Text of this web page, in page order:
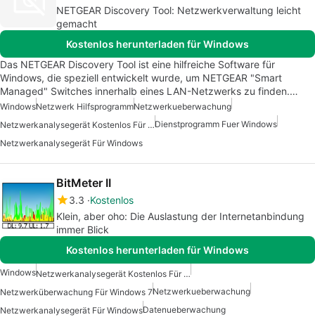
NETGEAR Discovery Tool: Netzwerkverwaltung leicht
gemacht
Kostenlos herunterladen für Windows
Das NETGEAR Discovery Tool ist eine hilfreiche Software für
Windows, die speziell entwickelt wurde, um NETGEAR "Smart
Managed" Switches innerhalb eines LAN-Netzwerks zu finden.…
WindowsNetzwerk HilfsprogrammNetzwerkueberwachung
Netzwerkanalysegerät Kostenlos Für WindowsDienstprogramm Fuer Windows
Netzwerkanalysegerät Für Windows
BitMeter II
3.3 Kostenlos
Klein, aber oho: Die Auslastung der Internetanbindung
immer Blick
Kostenlos herunterladen für Windows
Windows
Netzwerkanalysegerät Kostenlos Für Windows
Netzwerküberwachung Für Windows 7Netzwerkueberwachung
Netzwerkanalysegerät Für WindowsDatenueberwachung